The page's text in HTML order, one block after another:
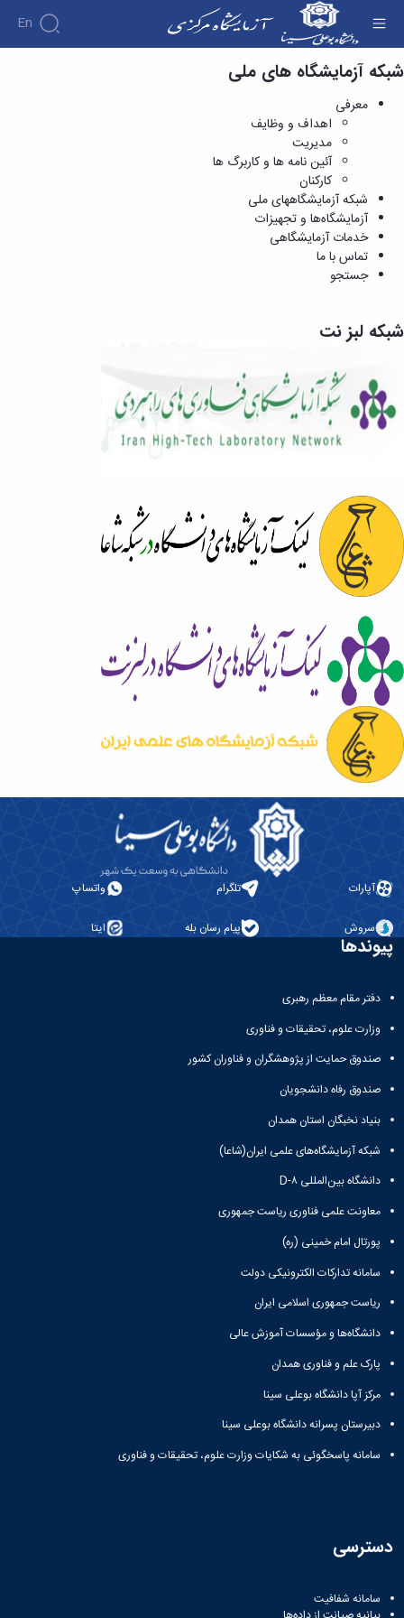
En
مدیریت
آئین
نامه
کاربرگ
کارکنان
شبکه
آزمایشگاههای
خدمات
آزمایشگاهی
تماس
شبکه آزمایشگاههای ملی - آزمایشگاه مرکزی
شبکه آزمایشگاه های ملی
معرفی
اهداف و وظایف
مدیریت
آئین نامه ها و کاربرگ ها
کارکنان
شبکه آزمایشگاههای ملی
آزمایشگاه‌ها و تجهیزات
خدمات آزمایشگاهی
تماس با ما
جستجو
شبکه لبز نت
آپارات تلگرام واتساپ
سروش پیام رسان بله ایتا
پیوندها
دفتر مقام معظم رهبری
وزارت علوم، تحقیقات و فناوری
صندوق حمایت از پژوهشگران و فناوران کشور
صندوق رفاه دانشجویان
بنیاد نخبگان استان همدان
شبکه آزمایشگاه‌های علمی ایران(شاعا)
دانشگاه بین‌المللی D-۸
معاونت علمی فناوری ریاست جمهوری
پورتال امام خمینی (ره)
سامانه تدارکات الکترونیکی دولت
ریاست جمهوری اسلامی ایران
دانشگاه‌ها و مؤسسات آموزش عالی
پارک علم و فناوری همدان
مرکز آپا دانشگاه بوعلی سینا
دبیرستان پسرانه دانشگاه بوعلی سینا
سامانه پاسخگوئی به شکایات وزارت علوم، تحقیقات و فناوری
دسترسی
سامانه شفافیت